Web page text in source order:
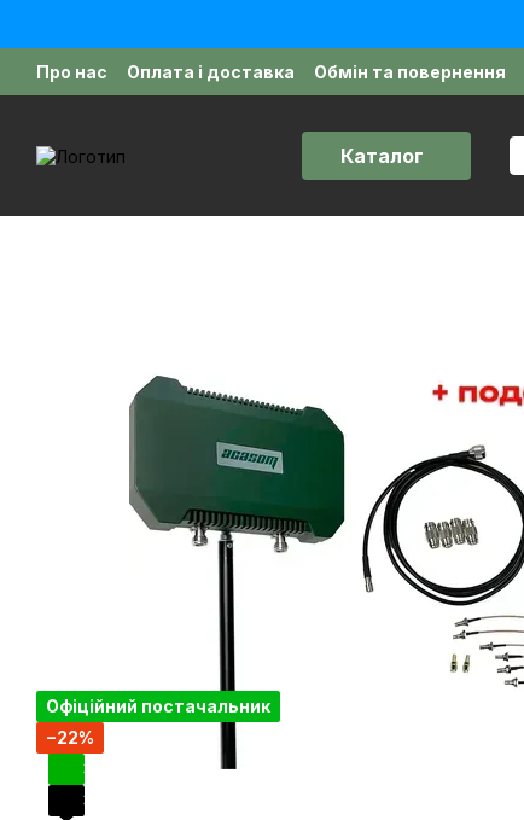
Про нас Оплата і доставка Обмін та повернення
Політика конфіденційності
Відгуки про магазин
Каталог
Офіційний постачальник
−22%
3
3